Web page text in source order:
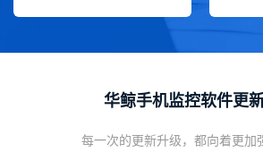
华鲸手机监控软件更
每一次的更新升级，都向着更加